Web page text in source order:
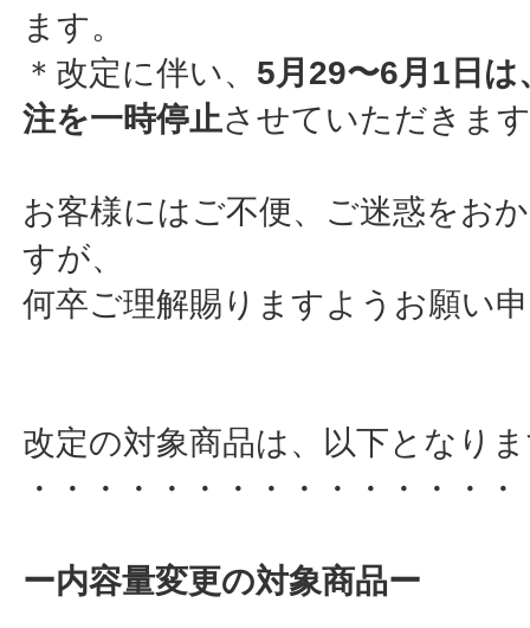
ます。
＊改定に伴い、 5月29〜6月1日は
注を一時停止させていただきま
お客様にはご不便、ご迷惑をお
すが、
何卒ご理解賜りますようお願い
改定の対象商品は、以下となり
・・・・・・・・・・・・・・
ー内容量変更の対象商品ー